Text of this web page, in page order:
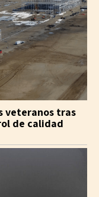
veteranos tras
de calidad